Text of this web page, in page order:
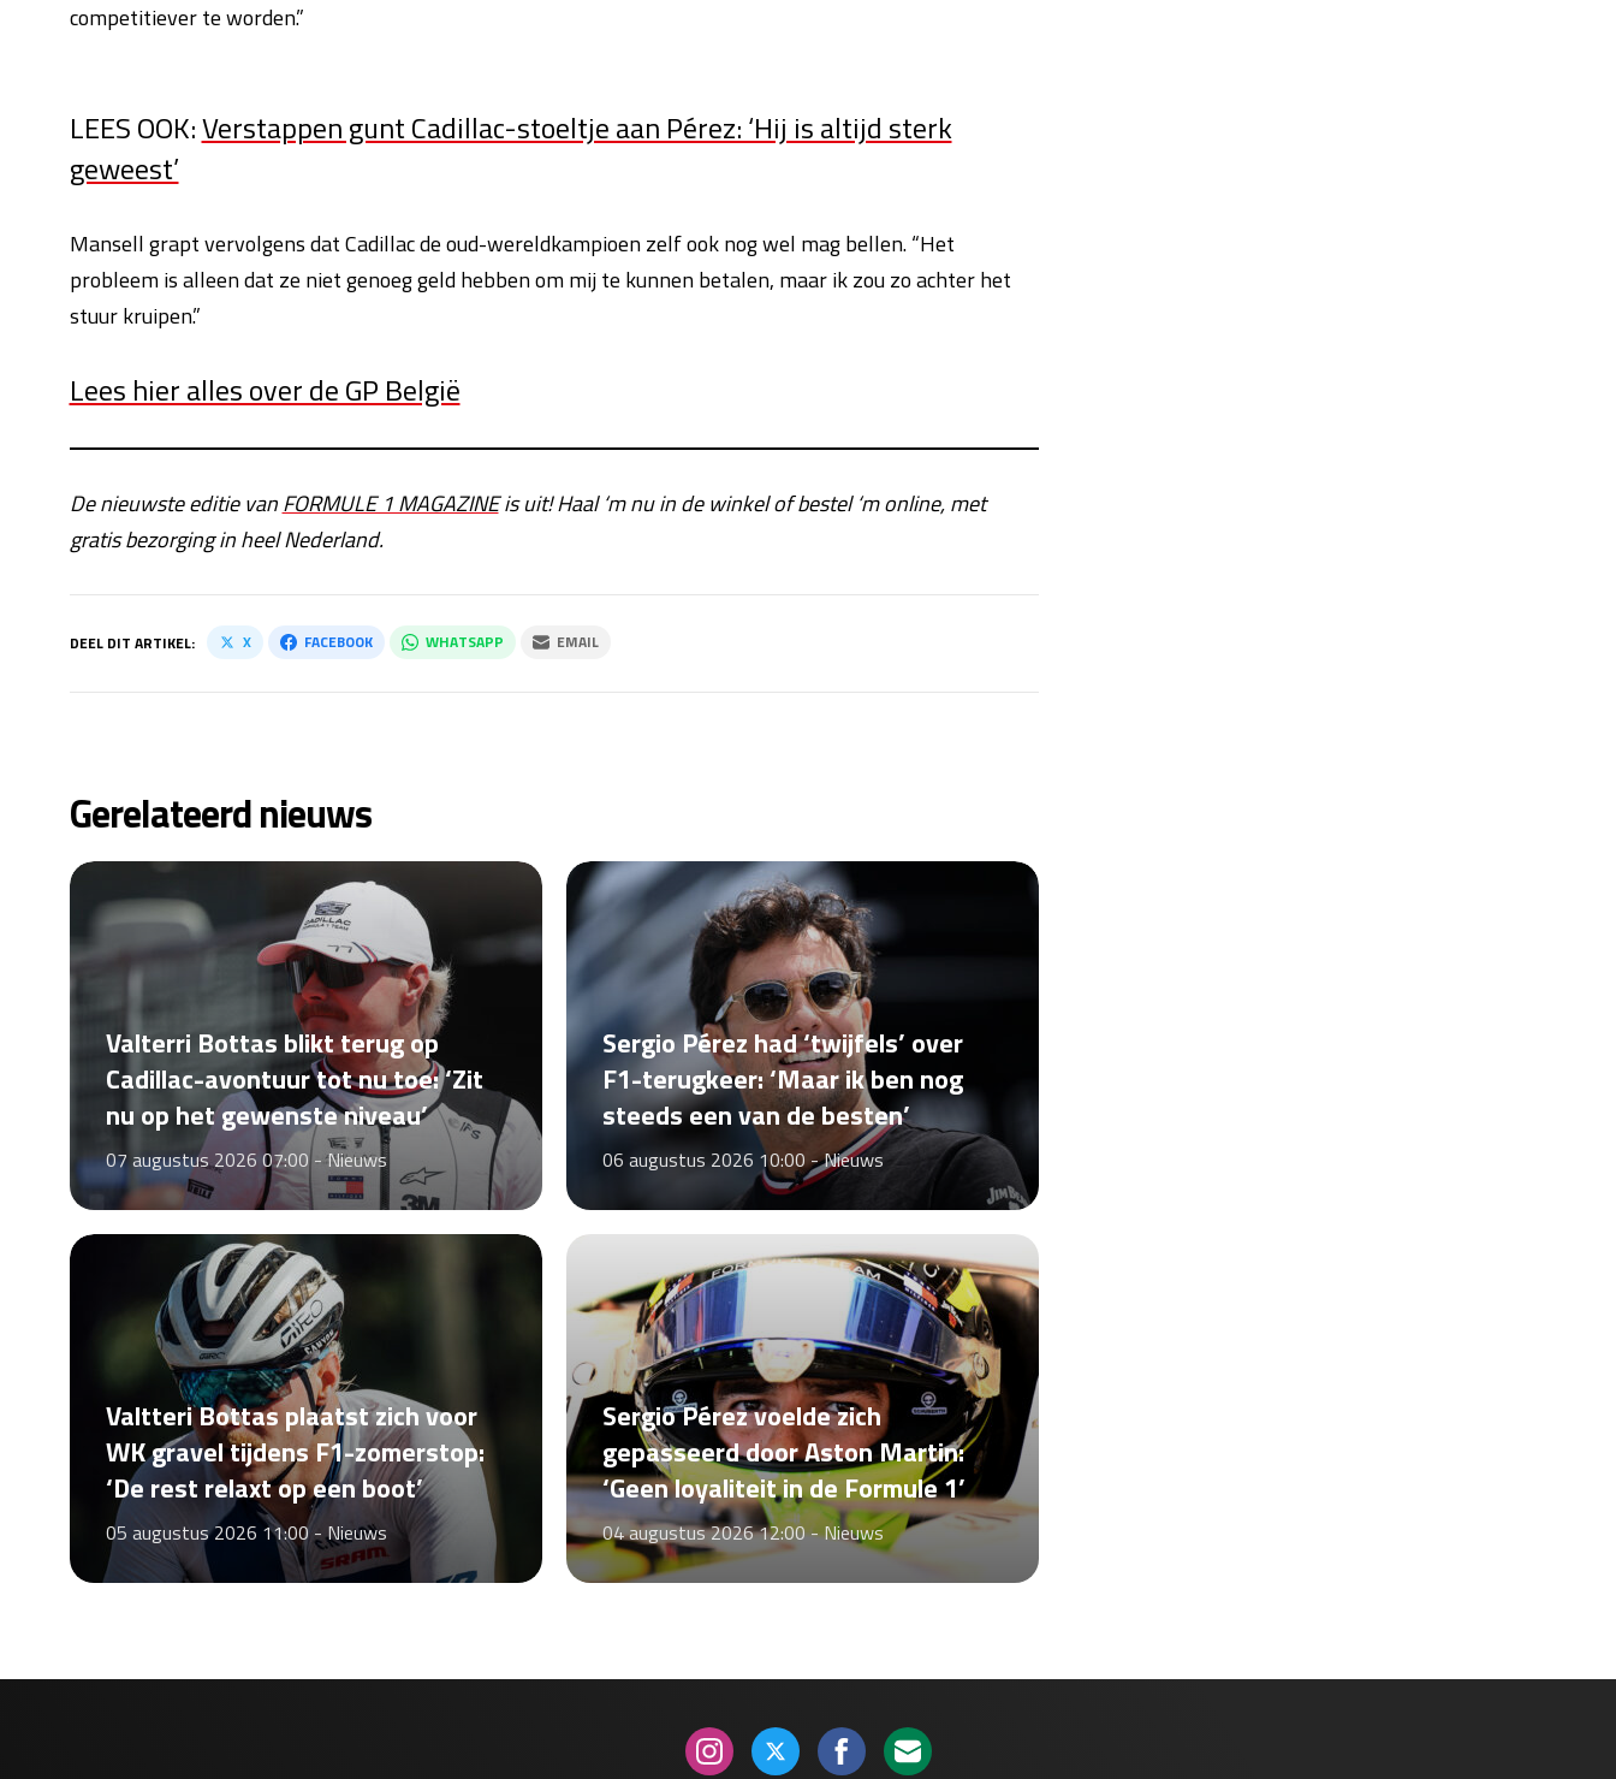
competitiever te worden.”
LEES OOK:Verstappen gunt Cadillac-stoeltje aan Pérez: ‘Hij is altijd sterk
geweest’
Mansell grapt vervolgens dat Cadillac de oud-wereldkampioen zelf ook nog wel mag bellen. “Het
probleem is alleen dat ze niet genoeg geld hebben om mij te kunnen betalen, maar ik zou zo achter het
stuur kruipen.”
Lees hier alles over de GP België
De nieuwste editie vanFORMULE 1 MAGAZINEis uit! Haal ‘m nu in de winkel of bestel ‘m online, met
gratis bezorging in heel Nederland.
DEEL DIT ARTIKEL: X FACEBOOK WHATSAPP EMAIL
Gerelateerd nieuws
Valterri Bottas blikt terug op
Cadillac-avontuur tot nu toe: ‘Zit
nu op het gewenste niveau’
07 augustus 2026 07:00 -Nieuws
Sergio Pérez had ‘twijfels’ over
F1-terugkeer: ‘Maar ik ben nog
steeds een van de besten’
06 augustus 2026 10:00 -Nieuws
Valtteri Bottas plaatst zich voor
WK gravel tijdens F1-zomerstop:
‘De rest relaxt op een boot’
05 augustus 2026 11:00 -Nieuws
Sergio Pérez voelde zich
gepasseerd door Aston Martin:
‘Geen loyaliteit in de Formule 1’
04 augustus 2026 12:00 -Nieuws